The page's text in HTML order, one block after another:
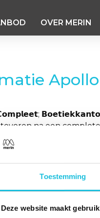
Toestemming
Deze website maakt
OVER MERIN
na een
en de heerlijke koffie
samenkomen. Twee
Lunch
het voorjaar inluiden